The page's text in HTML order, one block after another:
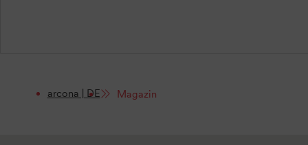
arcona | DE Magazin